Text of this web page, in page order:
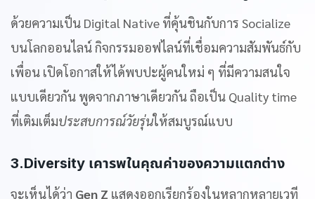
ด้วยความเป็น Digital Native ที่คุ้นชินกับการ Socialize
บนโลกออนไลน์ กิจกรรมออฟไลน์ที่เชื่อมความสัมพันธ์กับ
เพื่อน เปิดโอกาสให้ได้พบปะผู้คนใหม่ ๆ ที่มีความสนใจ
แบบเดียวกัน พูดจากภาษาเดียวกัน ถือเป็น Quality time
ที่เติมเต็มประสบการณ์วัยรุ่นให้สมบูรณ์แบบ
3.Diversity เคารพในคุณค่าของความแตกต่าง
จะเห็นได้ว่า Gen Z แสดงออกเรียกร้องในหลากหลายเวที